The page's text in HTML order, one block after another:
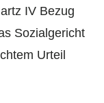
IV Bezug
Sozialgericht
Urteil